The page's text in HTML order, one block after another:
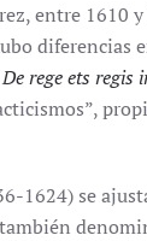
entre 1610
diferencias
De rege ets regis
1624) se